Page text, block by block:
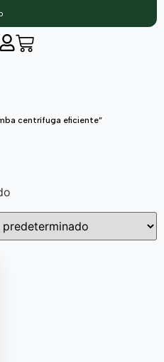
centrífuga eficiente”